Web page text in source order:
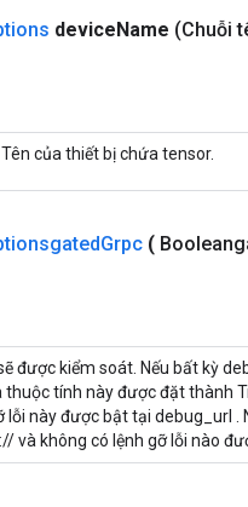
deviceName (Chuỗi
Tên của thiết bị chứa tensor.
Grpc (
được kiểm soát. Nếu bất kỳ
tính này được đặt thành
lỗi này được bật tại debug_url
và không có lệnh gỡ lỗi nào